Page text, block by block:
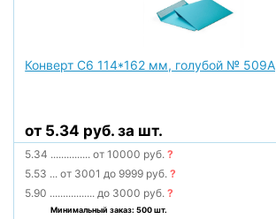
Конверт С6 114*162 мм, голубой № 509А
от 5.34 руб. за шт.
5.34 ............... от 10000 руб.?
5.53 ... от 3001 до 9999 руб.?
5.90 ................. до 3000 руб.?
Минимальный заказ: 500 шт.